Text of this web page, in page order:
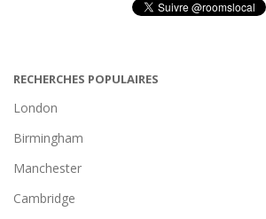
RECHERCHES POPULAIRES
London
Birmingham
Manchester
Cambridge